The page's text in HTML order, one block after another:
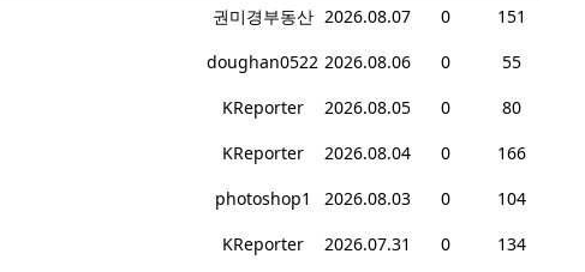
권미경부동산 2026.08.07 0
151
doughan0522 2026.08.06 0
55
KReporter 2026.08.05 0
80
KReporter 2026.08.04 0
166
photoshop1 2026.08.03 0
104
KReporter 2026.07.31 0
134